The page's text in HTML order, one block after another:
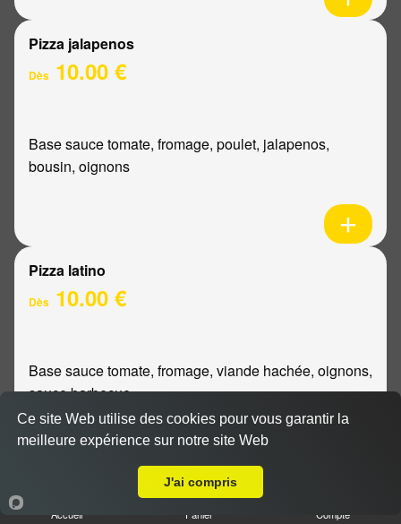
Pizza jalapenos
Dès 10.00 €
Base sauce tomate, fromage, poulet, jalapenos,
bousin, oignons
Pizza latino
Dès 10.00 €
Base sauce tomate, fromage, viande hachée, oignons,
sauce barbecue
Accueil Panier Compte
Ce site Web utilise des cookies pour vous garantir la
meilleure expérience sur notre site Web
J'ai compris